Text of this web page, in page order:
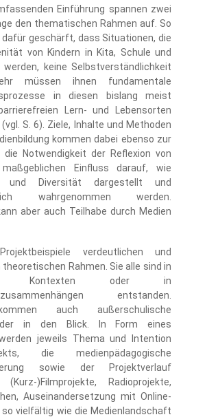
Einführung spannen zwei
den thematischen Rahmen auf. So
dafür geschärft, dass Situationen, die
von Kindern in Kita, Schule und
keine Selbstverständlichkeit
müssen ihnen fundamentale
in diesen bislang meist
Lern- und Lebensorten
S. 6). Ziele, Inhalte und Methoden
kommen dabei ebenso zur
die Notwendigkeit der Reflexion von
Einfluss darauf, wie
und Diversität dargestellt und
wahrgenommen werden.
aber auch Teilhabe durch Medien
verdeutlichen und
Rahmen. Sie alle sind in
Kontexten oder in
entstanden.
auch außerschulische
in den Blick. In Form eines
jeweils Thema und Intention
die medienpädagogische
sowie der Projektverlauf
(Kurz-)Filmprojekte, Radioprojekte,
Auseinandersetzung mit Online-
vielfältig wie die Medienlandschaft